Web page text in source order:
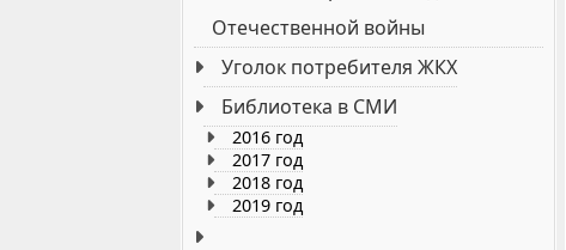
Отечественной войны
Уголок потребителя ЖКХ
Библиотека в СМИ
2016 год
2017 год
2018 год
2019 год